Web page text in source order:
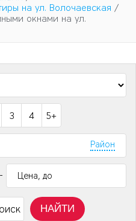
на ул. Волочаевская /
окнами на ул.
3 4 5+
Район
-
НАЙТИ